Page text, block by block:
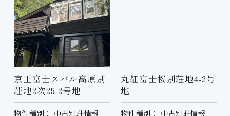
京王富士スバル高原別
荘地2次25-2号地
物件種別： 中古別荘情報
丸紅富士桜別荘地4-2号
地
物件種別： 中古別荘情報